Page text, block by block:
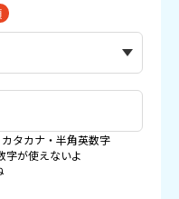
タカナ・半角英数字
が使えないよ